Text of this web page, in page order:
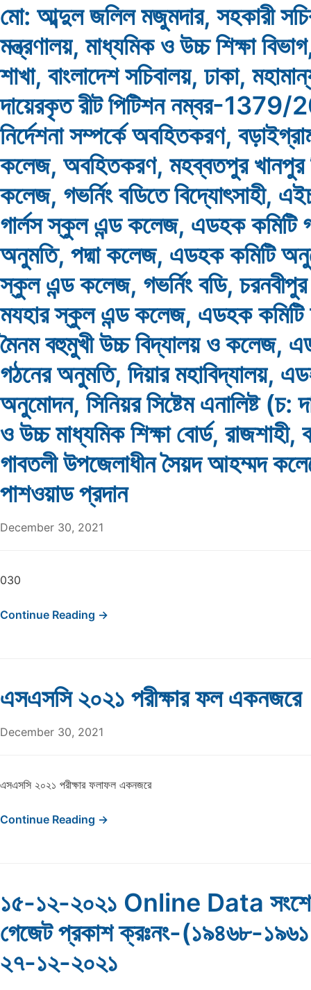
মো: আব্দুল জলিল মজুমদার, সহকারী
মন্ত্রণালয়, মাধ্যমিক ও উচ্চ শিক্ষা
শাখা, বাংলাদেশ সচিবালয়, ঢাকা,
দায়েরকৃত রীট পিটিশন নম্বর-
নির্দেশনা সম্পর্কে অবহিতকরণ,
কলেজ, অবহিতকরণ, মহব্বতপুর খানপুর
কলেজ, গভর্নিং বডিতে বিদ্যোৎসাহী,
গার্লস স্কুল এন্ড কলেজ, এডহক কমিটি
অনুমতি, পদ্মা কলেজ, এডহক কমিটি
স্কুল এন্ড কলেজ, গভর্নিং বডি,
মযহার স্কুল এন্ড কলেজ, এডহক
মৈনম বহুমুখী উচ্চ বিদ্যালয় ও কলেজ,
গঠনের অনুমতি, দিয়ার মহাবিদ্যালয়,
অনুমোদন, সিনিয়র সিষ্টেম এনালিষ্ট (চ:
ও উচ্চ মাধ্যমিক শিক্ষা বোর্ড, রাজশাহী,
গাবতলী উপজেলাধীন সৈয়দ আহম্মদ
পাশওয়াড প্রদান
December 30, 2021
030
Continue Reading →
এসএসসি ২০২১ পরীক্ষার ফল একনজরে
December 30, 2021
এসএসসি ২০২১ পরীক্ষার ফলাফল একনজরে
Continue Reading →
১৫-১২-২০২১ Online Data
গেজেট প্রকাশ ক্রঃনং-(১৯৪৬৮-
২৭-১২-২০২১